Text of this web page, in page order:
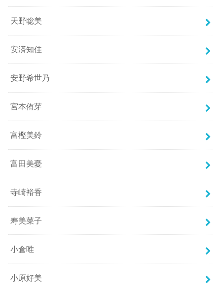
天野聡美
安済知佳
安野希世乃
宮本侑芽
富樫美鈴
富田美憂
寺崎裕香
寿美菜子
小倉唯
小原好美